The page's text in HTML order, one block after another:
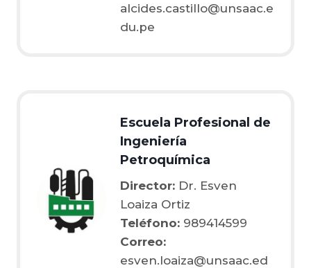
alcides.castillo@unsaac.e
du.pe
Escuela Profesional de
Ingeniería
Petroquímica
Director: Dr. Esven
Loaiza Ortiz
Teléfono: 989414599
Correo:
esven.loaiza@unsaac.ed